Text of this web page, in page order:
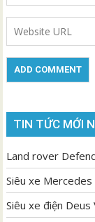
TIN TỨC MỚI
Land rover
Siêu xe
Siêu xe điện Deus